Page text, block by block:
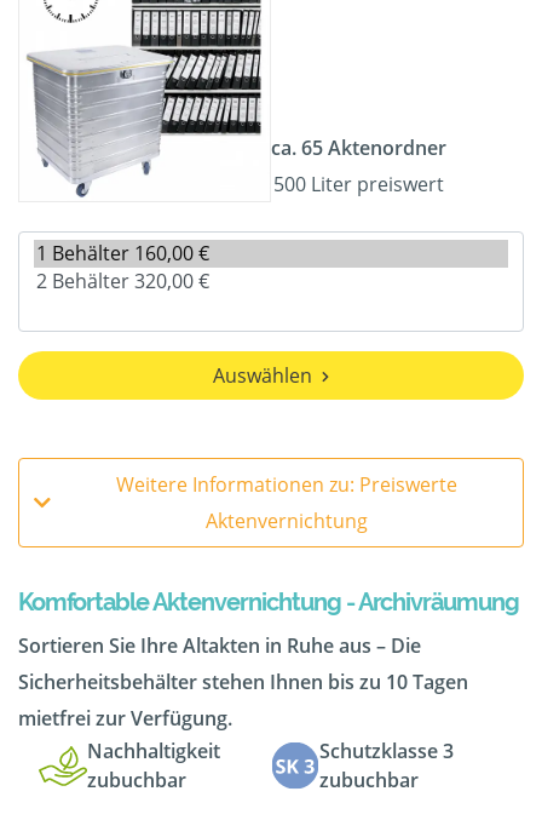
ca. 65 Aktenordner
500 Liter preiswert
Auswählen
Weitere Informationen zu: Preiswerte
Aktenvernichtung
Komfortable Aktenvernichtung - Archivräumung
Sortieren Sie Ihre Altakten in Ruhe aus – Die
Sicherheitsbehälter stehen Ihnen bis zu 10 Tagen
mietfrei zur Verfügung.
Nachhaltigkeit
zubuchbar
Schutzklasse 3
zubuchbar